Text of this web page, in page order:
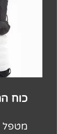
כוח
מטפל